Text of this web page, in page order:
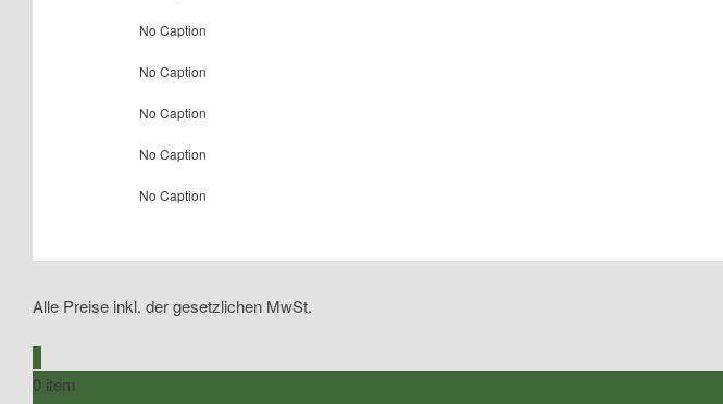
No Caption
No Caption
No Caption
No Caption
No Caption
Alle Preise inkl. der gesetzlichen MwSt.
0 item